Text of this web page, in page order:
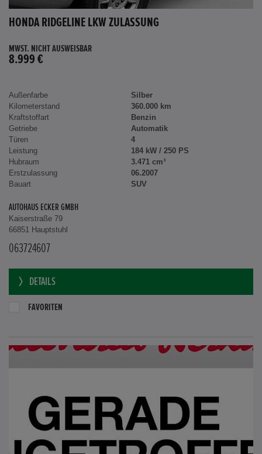
HONDA RIDGELINE LKW ZULASSUNG
MWST. NICHT AUSWEISBAR
8.999 €
Außenfarbe
Silber
Kilometerstand
360.000 km
Kraftstoffart
Benzin
Getriebe
Automatik
Türen
4
Leistung
184 kW / 250 PS
Hubraum
3.471 cm³
Erstzulassung
06.2007
Bauart
SUV
AUTOHAUS ECKER GMBH
Kaiserstraße 79
66851 Hauptstuhl
063724607
DETAILS
FAVORITEN